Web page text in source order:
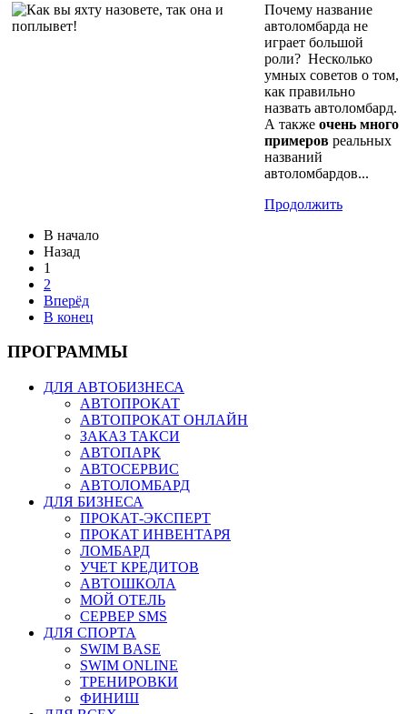
Почему название
автоломбарда не
играет большой
роли? Несколько
умных советов о том,
как правильно
назвать автоломбард.
А также очень много
примеров реальных
названий
автоломбардов...
Продолжить
В начало
Назад
1
2
Вперёд
В конец
ПРОГРАММЫ
ДЛЯ АВТОБИЗНЕСА
АВТОПРОКАТ
АВТОПРОКАТ ОНЛАЙН
ЗАКАЗ ТАКСИ
АВТОПАРК
АВТОСЕРВИС
АВТОЛОМБАРД
ДЛЯ БИЗНЕСА
ПРОКАТ-ЭКСПЕРТ
ПРОКАТ ИНВЕНТАРЯ
ЛОМБАРД
УЧЕТ КРЕДИТОВ
АВТОШКОЛА
МОЙ ОТЕЛЬ
СЕРВЕР SMS
ДЛЯ СПОРТА
SWIM BASE
SWIM ONLINE
ТРЕНИРОВКИ
ФИНИШ